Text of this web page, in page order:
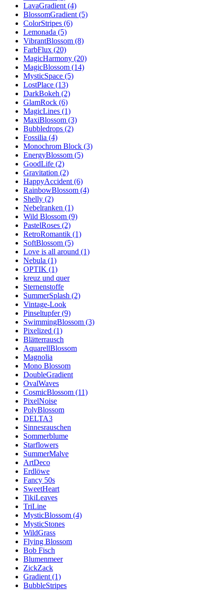
LavaGradient (4)
BlossomGradient (5)
ColorStripes (6)
Lemonada (5)
VibrantBlossom (8)
FarbFlux (20)
MagicHarmony (20)
MagicBlossom (14)
MysticSpace (5)
LostPlace (13)
DarkBokeh (2)
GlamRock (6)
MagicLines (1)
MaxiBlossom (3)
Bubbledrops (2)
Fossilia (4)
Monochrom Block (3)
EnergyBlossom (5)
GoodLife (2)
Gravitation (2)
HappyAccident (6)
RainbowBlossom (4)
Shelly (2)
Nebelranken (1)
Wild Blossom (9)
PastelRoses (2)
RetroRomantik (1)
SoftBlossom (5)
Love is all around (1)
Nebula (1)
OPTIK (1)
kreuz und quer
Sternenstoffe
SummerSplash (2)
Vintage-Look
Pinseltupfer (9)
SwimmingBlossom (3)
Pixelized (1)
Blätterrausch
AquarellBlossom
Magnolia
Mono Blossom
DoubleGradient
OvalWaves
CosmicBlossom (11)
PixelNoise
PolyBlossom
DELTA3
Sinnesrauschen
Sommerblume
Starflowers
SummerMalve
ArtDeco
Erdlöwe
Fancy 50s
SweetHeart
TikiLeaves
TriLine
MysticBlossom (4)
MysticStones
WildGrass
Flying Blossom
Bob Fisch
Blumenmeer
ZickZack
Gradient (1)
BubbleStripes